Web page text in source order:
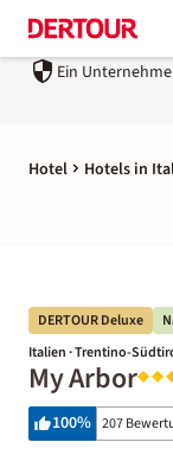
Ein
Hotel Hotels in
DERTOUR Deluxe
Italien · Trentino-
My Arbor
100% 207